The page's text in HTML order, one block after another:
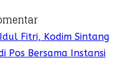
Fitri, Kodim Sintang
Pos Bersama Instansi